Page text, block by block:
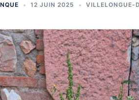
12 JUIN 2025 VILLELONGUE-